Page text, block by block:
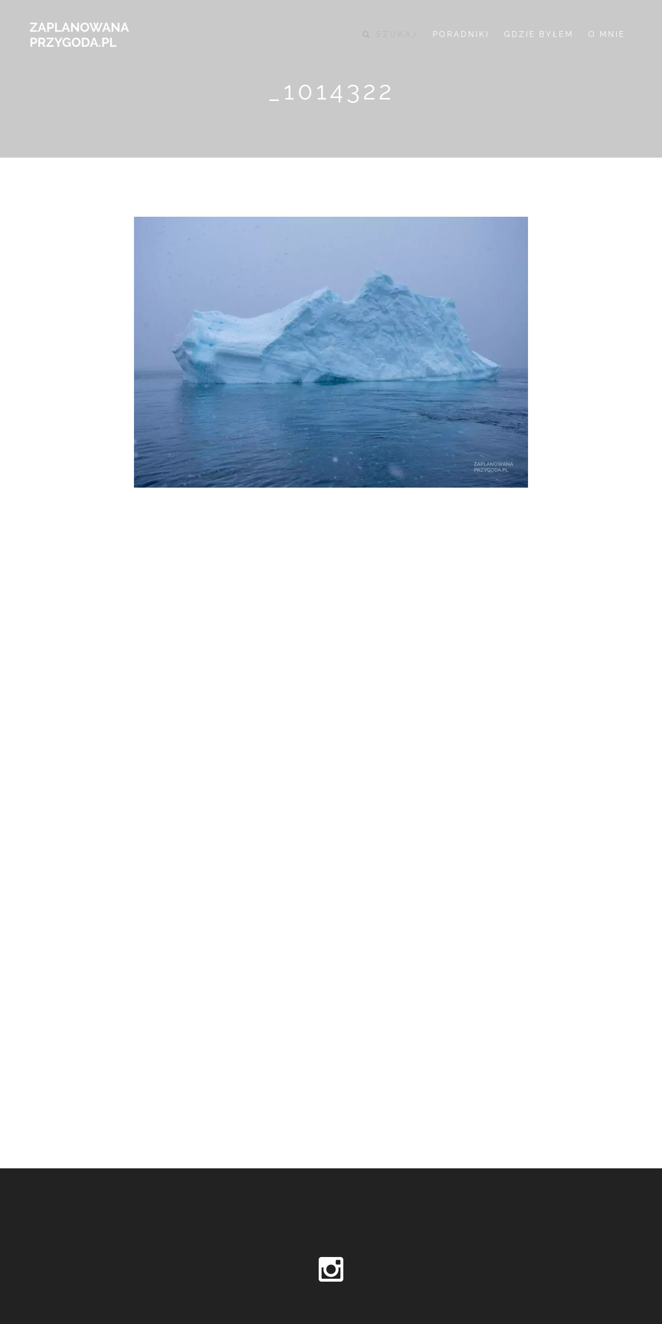
PORADNIKI GDZIE BYŁEM O MNIE
_1014322